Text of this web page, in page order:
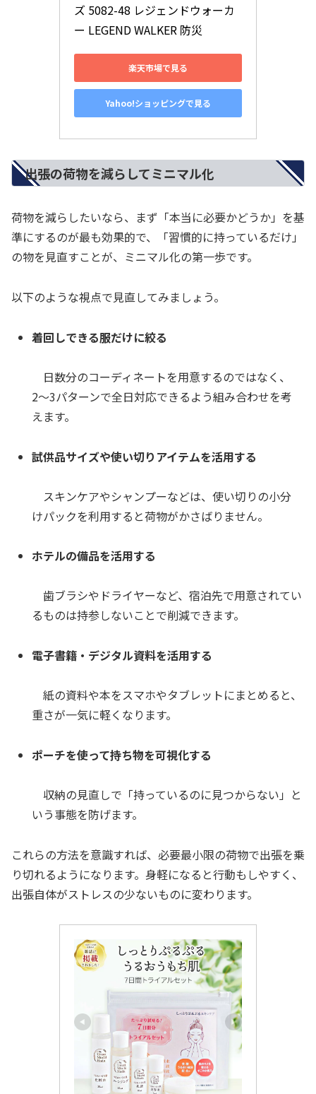
ズ 5082-48 レジェンドウォーカ
ー LEGEND WALKER 防災
楽天市場で見る
Yahoo!ショッピングで見る
出張の荷物を減らしてミニマル化
荷物を減らしたいなら、まず「本当に必要かどうか」を基
準にするのが最も効果的で、「習慣的に持っているだけ」
の物を見直すことが、ミニマル化の第一歩です。
以下のような視点で見直してみましょう。
着回しできる服だけに絞る
日数分のコーディネートを用意するのではなく、
2〜3パターンで全日対応できるよう組み合わせを考
えます。
試供品サイズや使い切りアイテムを活用する
スキンケアやシャンプーなどは、使い切りの小分
けパックを利用すると荷物がかさばりません。
ホテルの備品を活用する
歯ブラシやドライヤーなど、宿泊先で用意されてい
るものは持参しないことで削減できます。
電子書籍・デジタル資料を活用する
紙の資料や本をスマホやタブレットにまとめると、
重さが一気に軽くなります。
ポーチを使って持ち物を可視化する
収納の見直しで「持っているのに見つからない」と
いう事態を防げます。
これらの方法を意識すれば、必要最小限の荷物で出張を乗
り切れるようになります。身軽になると行動もしやすく、
出張自体がストレスの少ないものに変わります。